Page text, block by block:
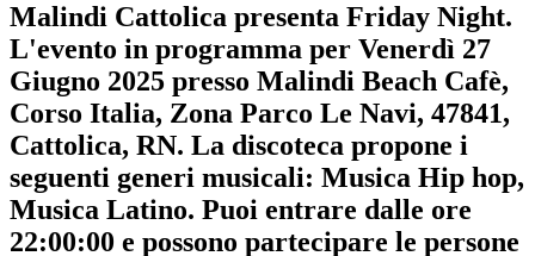
Malindi Cattolica presenta Friday Night.
L'evento in programma per Venerdì 27
Giugno 2025 presso Malindi Beach Cafè,
Corso Italia, Zona Parco Le Navi, 47841,
Cattolica, RN. La discoteca propone i
seguenti generi musicali: Musica Hip hop,
Musica Latino. Puoi entrare dalle ore
22:00:00 e possono partecipare le persone